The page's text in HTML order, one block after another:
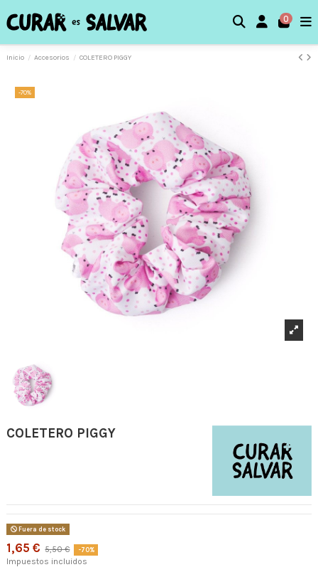
0
Inicio Accesorios COLETERO PIGGY
-70%
COLETERO PIGGY
Fuera de stock
1,65 € 5,50 € -70%
Impuestos incluidos